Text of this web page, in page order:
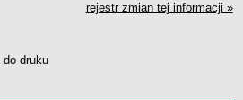
rejestr zmian tej informacji »